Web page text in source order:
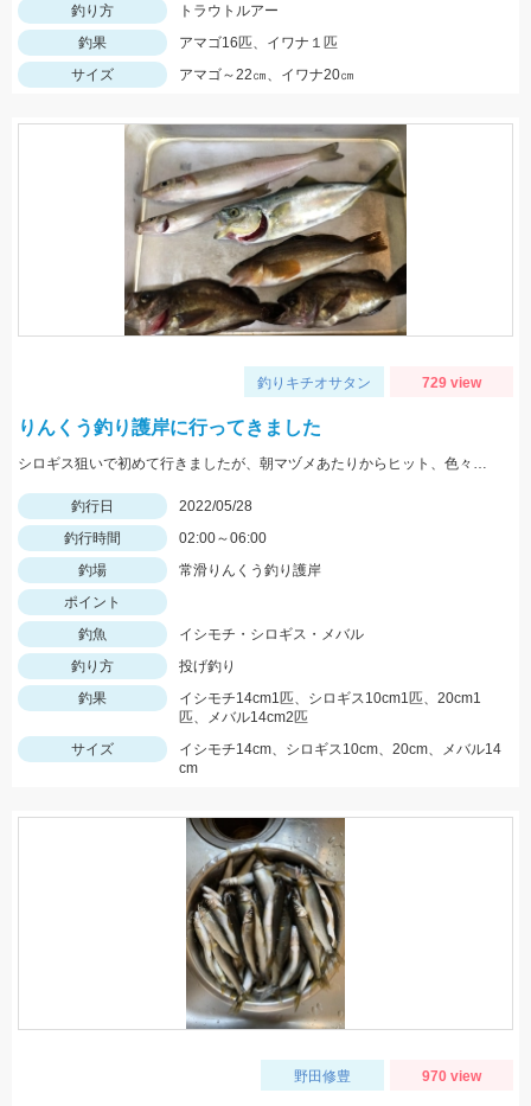
釣り方
トラウトルアー
釣果
アマゴ16匹、イワナ１匹
サイズ
アマゴ～22㎝、イワナ20㎝
釣りキチオサタン 729 view
りんくう釣り護岸に行ってきました
シロギス狙いで初めて行きましたが、朝マヅメあたりからヒット、色々釣れて楽しかったです。
釣行日
2022/05/28
釣行時間
02:00～06:00
釣場
常滑りんくう釣り護岸
ポイント
釣魚
イシモチ・シロギス・メバル
釣り方
投げ釣り
釣果
イシモチ14cm1匹、シロギス10cm1匹、20cm1
匹、メバル14cm2匹
サイズ
イシモチ14cm、シロギス10cm、20cm、メバル14
cm
野田修豊 970 view